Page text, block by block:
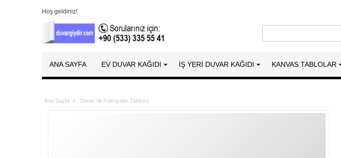
Hoş geldiniz!
ANA SAYFA EV DUVAR KAĞIDI İŞ YERİ DUVAR KAĞIDI KANVAS TABLOLAR
Ana Sayfa » Deniz Ve Palmiyeler Tablosu